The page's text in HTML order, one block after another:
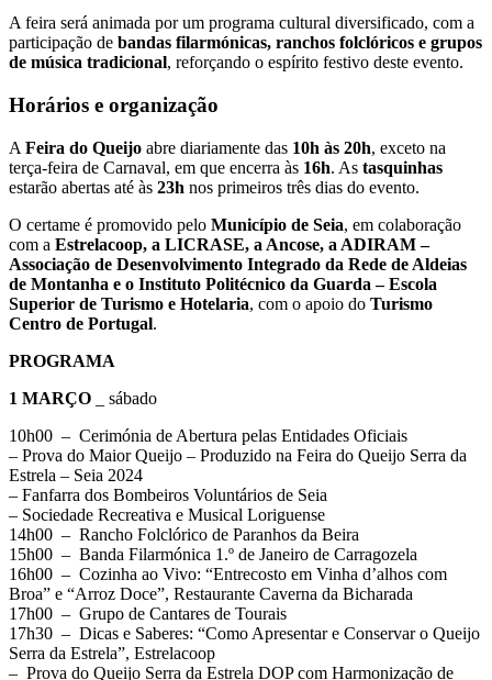
A feira será animada por um programa cultural diversificado, com a
participação de bandas filarmónicas, ranchos folclóricos e grupos
de música tradicional, reforçando o espírito festivo deste evento.
Horários e organização
A Feira do Queijo abre diariamente das 10h às 20h, exceto na
terça-feira de Carnaval, em que encerra às 16h. As tasquinhas
estarão abertas até às 23h nos primeiros três dias do evento.
O certame é promovido pelo Município de Seia, em colaboração
com a Estrelacoop, a LICRASE, a Ancose, a ADIRAM –
Associação de Desenvolvimento Integrado da Rede de Aldeias
de Montanha e o Instituto Politécnico da Guarda – Escola
Superior de Turismo e Hotelaria, com o apoio do Turismo
Centro de Portugal.
PROGRAMA
1 MARÇO _ sábado
10h00 – Cerimónia de Abertura pelas Entidades Oficiais
– Prova do Maior Queijo – Produzido na Feira do Queijo Serra da
Estrela – Seia 2024
– Fanfarra dos Bombeiros Voluntários de Seia
– Sociedade Recreativa e Musical Loriguense
14h00 – Rancho Folclórico de Paranhos da Beira
15h00 – Banda Filarmónica 1.º de Janeiro de Carragozela
16h00 – Cozinha ao Vivo: “Entrecosto em Vinha d’alhos com
Broa” e “Arroz Doce”, Restaurante Caverna da Bicharada
17h00 – Grupo de Cantares de Tourais
17h30 – Dicas e Saberes: “Como Apresentar e Conservar o Queijo
Serra da Estrela”, Estrelacoop
– Prova do Queijo Serra da Estrela DOP com Harmonização de